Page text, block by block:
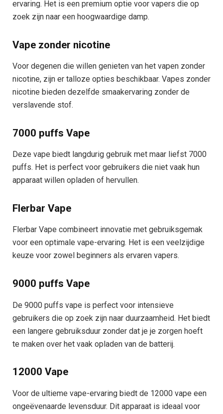
ervaring. Het is een premium optie voor vapers die op
zoek zijn naar een hoogwaardige damp.
Vape zonder nicotine
Voor degenen die willen genieten van het vapen zonder
nicotine, zijn er talloze opties beschikbaar. Vapes zonder
nicotine bieden dezelfde smaakervaring zonder de
verslavende stof.
7000 puffs Vape
Deze vape biedt langdurig gebruik met maar liefst 7000
puffs. Het is perfect voor gebruikers die niet vaak hun
apparaat willen opladen of hervullen.
Flerbar Vape
Flerbar Vape combineert innovatie met gebruiksgemak
voor een optimale vape-ervaring. Het is een veelzijdige
keuze voor zowel beginners als ervaren vapers.
9000 puffs Vape
De 9000 puffs vape is perfect voor intensieve
gebruikers die op zoek zijn naar duurzaamheid. Het biedt
een langere gebruiksduur zonder dat je je zorgen hoeft
te maken over het vaak opladen van de batterij.
12000 Vape
Voor de ultieme vape-ervaring biedt de 12000 vape een
ongeëvenaarde levensduur. Dit apparaat is ideaal voor